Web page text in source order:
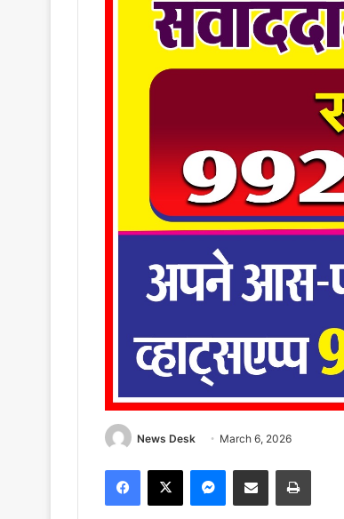
News Desk March 6, 2026
Facebook
X Messenger
Share via Email Print